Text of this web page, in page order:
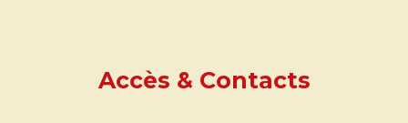
Accès & Contacts